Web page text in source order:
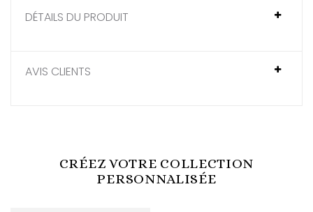
DÉTAILS DU PRODUIT
AVIS CLIENTS
CRÉEZ VOTRE COLLECTION
PERSONNALISÉE